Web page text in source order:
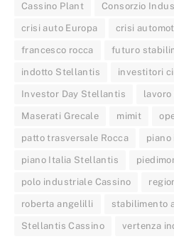
Cassino Plant Consorzio
crisi auto Europa crisi
francesco rocca futuro
indotto Stellantis investitori
Investor Day Stellantis lavoro
Maserati Grecale mimit
patto trasversale Rocca
piano Italia Stellantis
polo industriale Cassino
roberta angelilli stabilimento
Stellantis Cassino vertenza